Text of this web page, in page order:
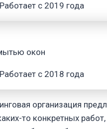
Работает с 2019 года
окон
Работает с 2018 года
организация
то конкретных